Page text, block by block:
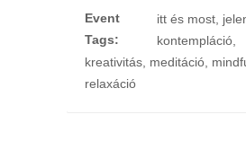
Event
Tags:
itt és most,
kontempláció,
kreativitás, meditáció,
relaxáció